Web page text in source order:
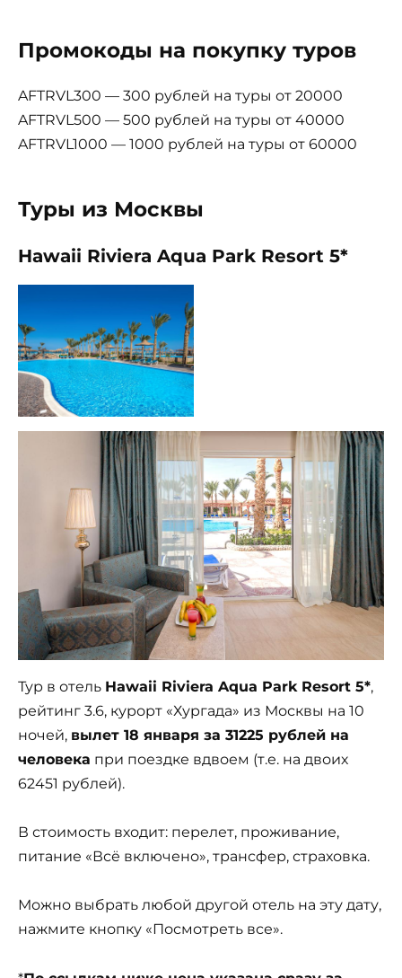
Промокоды на покупку туров
AFTRVL300 — 300 рублей на туры от 20000
AFTRVL500 — 500 рублей на туры от 40000
AFTRVL1000 — 1000 рублей на туры от 60000
Туры из Москвы
Hawaii Riviera Aqua Park Resort 5*
Тур в отель Hawaii Riviera Aqua Park Resort 5*,
рейтинг 3.6, курорт «Хургада» из Москвы на 10
ночей, вылет 18 января за 31225 рублей на
человека при поездке вдвоем (т.е. на двоих
62451 рублей).
В стоимость входит: перелет, проживание,
питание «Всё включено», трансфер, страховка.
Можно выбрать любой другой отель на эту дату,
нажмите кнопку «Посмотреть все».